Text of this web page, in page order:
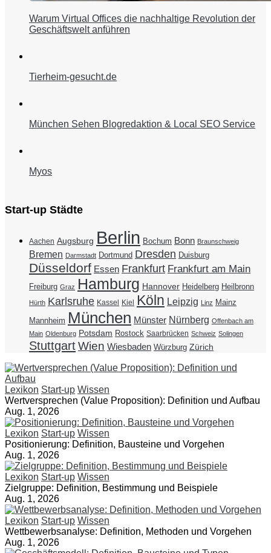
Warum Virtual Offices die nachhaltige Revolution der
Geschäftswelt anführen
Tierheim-gesucht.de
München Sehen Blogredaktion & Local SEO Service
Myos
Start-up Städte
Aachen Augsburg Berlin Bochum Bonn Braunschweig
Bremen Darmstadt Dortmund Dresden Duisburg
Düsseldorf Essen Frankfurt Frankfurt am Main
Freiburg Graz Hamburg Hannover Heidelberg Heilbronn
Hürth Karlsruhe Kassel Kiel Köln Leipzig Linz Mainz
Mannheim München Münster Nürnberg Offenbach am
Main Oldenburg Potsdam Rostock Saarbrücken Schweiz Solingen
StuttgartWien Wiesbaden Würzburg Zürich
Lexikon Start-up Wissen
Wertversprechen (Value Proposition): Definition und Aufbau
Aug. 1, 2026
Lexikon Start-up Wissen
Positionierung: Definition, Bausteine und Vorgehen
Aug. 1, 2026
Lexikon Start-up Wissen
Zielgruppe: Definition, Bestimmung und Beispiele
Aug. 1, 2026
Lexikon Start-up Wissen
Wettbewerbsanalyse: Definition, Methoden und Vorgehen
Aug. 1, 2026